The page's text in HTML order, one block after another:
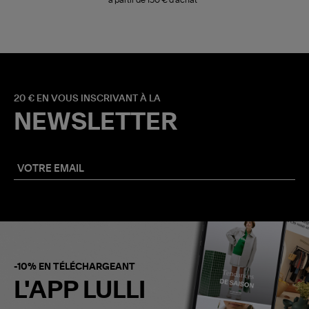
20 € EN VOUS INSCRIVANT À LA
NEWSLETTER
-10% EN TÉLÉCHARGEANT
L'APP LULLI